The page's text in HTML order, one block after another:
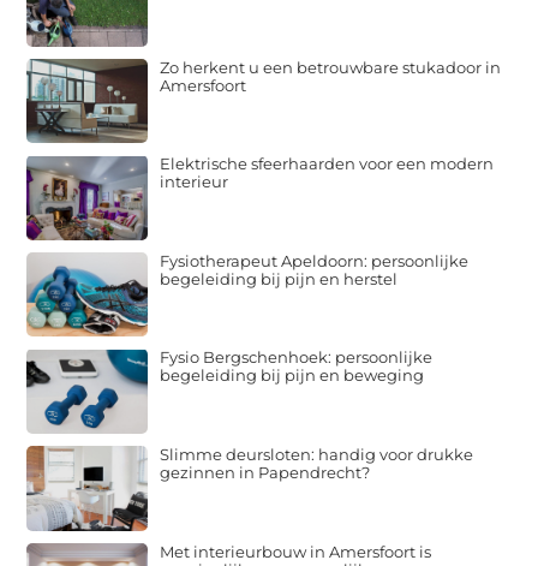
Zo herkent u een betrouwbare stukadoor in
Amersfoort
Elektrische sfeerhaarden voor een modern
interieur
Fysiotherapeut Apeldoorn: persoonlijke
begeleiding bij pijn en herstel
Fysio Bergschenhoek: persoonlijke
begeleiding bij pijn en beweging
Slimme deursloten: handig voor drukke
gezinnen in Papendrecht?
Met interieurbouw in Amersfoort is